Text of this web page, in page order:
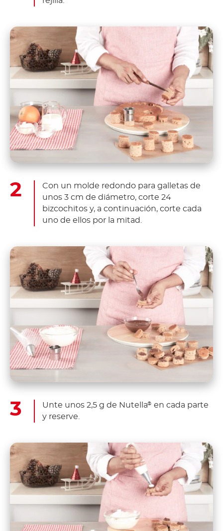
Con un molde redondo para galletas de
unos 3 cm de diámetro, corte 24
bizcochitos y, a continuación, corte cada
uno de ellos por la mitad.
Unte unos 2,5 g de Nutella® en cada parte
y reserve.